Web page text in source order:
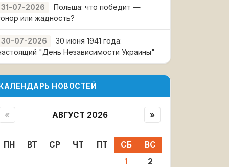
31-07-2026
Польша: что победит —
или жадность?
30-07-2026
30 июня 1941 года:
"День Независимости Украины"
НОВОСТЕЙ
« АВГУСТ 2026 »
ПН ВТ СР ЧТ ПТ СБ
ВС
1
2